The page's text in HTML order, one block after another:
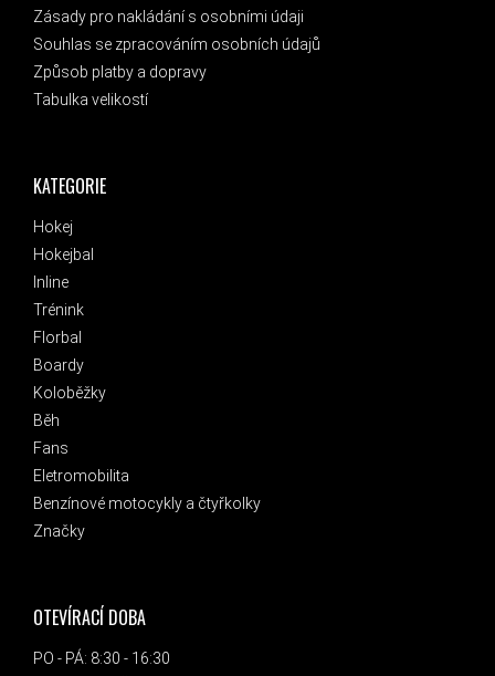
KATEGORIE
Hokej
Hokejbal
Inline
Trénink
Florbal
Boardy
Koloběžky
Běh
Fans
Eletromobilita
Benzínové motocykly a čtyřkolky
Značky
Zásady pro nakládání s osobními údaji
Souhlas se zpracováním osobních údajů
Způsob platby a dopravy
Tabulka velikostí
OTEVÍRACÍ DOBA
PO - PÁ: 8:30 - 16:30